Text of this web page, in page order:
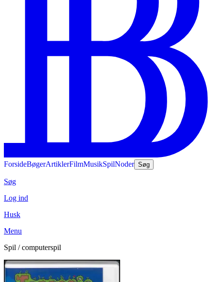
ForsideBøgerArtiklerFilmMusikSpilNoder Søg
Søg
Log ind
Husk
Menu
Spil / computerspil